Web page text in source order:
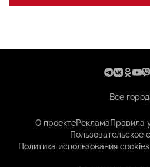
Все
О проектеРекламаПравила
Пользовательское
Политика использования cookies